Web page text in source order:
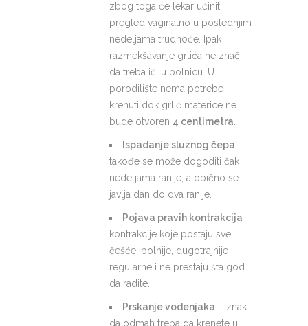
zbog toga će lekar učiniti
pregled vaginalno u poslednjim
nedeljama trudnoće. Ipak
razmekšavanje grlića ne znači
da treba ići u bolnicu. U
porodilište nema potrebe
krenuti dok grlić materice ne
bude otvoren 4 centimetra
Ispadanje sluznog čepa –
takođe se može dogoditi čak i
nedeljama ranije, a obično se
javlja dan do dva ranije.
Pojava pravih kontrakcija –
kontrakcije koje postaju sve
češće, bolnije, dugotrajnije i
regularne i ne prestaju šta god
da radite.
Prskanje vodenjaka – znak
da odmah treba da krenete u